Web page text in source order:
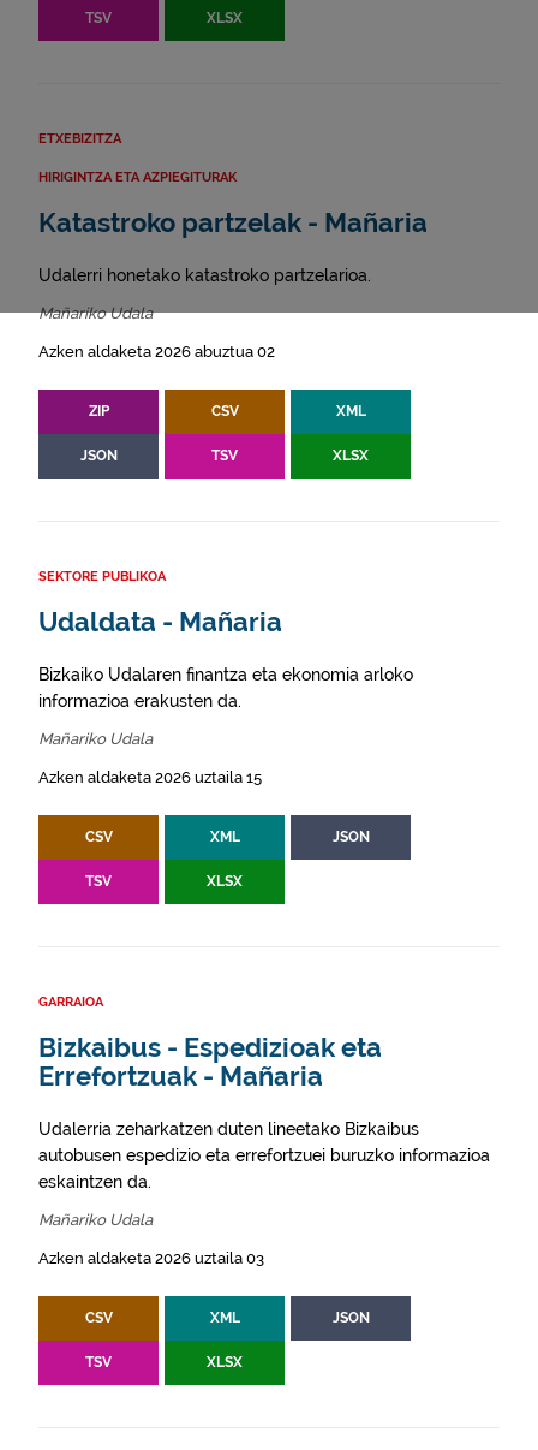
TSV XLSX
ETXEBIZITZA
HIRIGINTZA ETA AZPIEGITURAK
Katastroko partzelak - Mañaria
Udalerri honetako katastroko partzelarioa.
Mañariko Udala
Azken aldaketa 2026 abuztua 02
ZIP CSV XML
JSON TSV XLSX
SEKTORE PUBLIKOA
Udaldata - Mañaria
Bizkaiko Udalaren finantza eta ekonomia arloko
informazioa erakusten da.
Mañariko Udala
Azken aldaketa 2026 uztaila 15
CSV XML JSON
TSV XLSX
GARRAIOA
Bizkaibus - Espedizioak eta
Errefortzuak - Mañaria
Udalerria zeharkatzen duten lineetako Bizkaibus
autobusen espedizio eta errefortzuei buruzko informazioa
eskaintzen da.
Mañariko Udala
Azken aldaketa 2026 uztaila 03
CSV XML JSON
TSV XLSX